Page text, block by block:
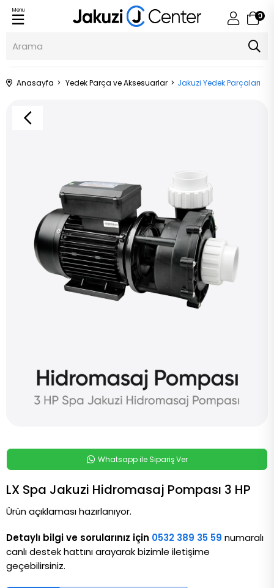
0
Menu
Anasayfa Yedek Parça ve Aksesuarlar Jakuzi Yedek Parçaları
Whatsapp ile Sipariş Ver
LX Spa Jakuzi Hidromasaj Pompası 3 HP
Ürün açıklaması hazırlanıyor.
Detaylı bilgi ve sorularınız için 0532 389 35 59 numaralı
canlı destek hattını arayarak bizimle iletişime
geçebilirsiniz.